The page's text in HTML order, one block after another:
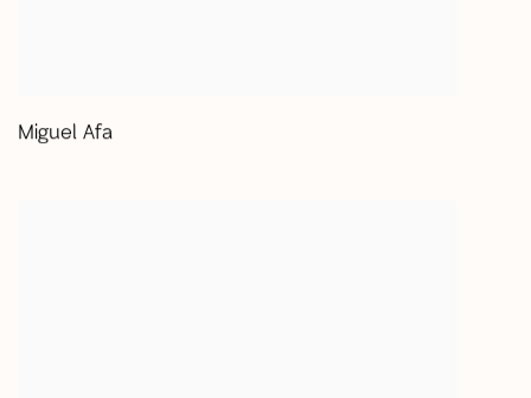
Miguel Afa